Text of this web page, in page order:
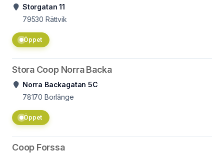
Storgatan 11
79530 Rättvik
Öppet
Stora Coop Norra Backa
Norra Backagatan 5C
78170 Borlänge
Öppet
Coop Forssa